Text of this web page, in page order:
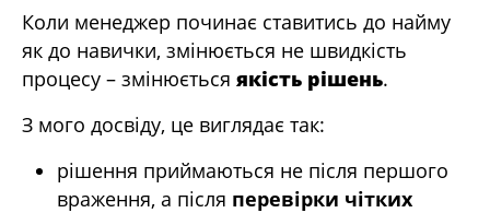
Коли менеджер починає ставитись до найму
як до навички, змінюється не швидкість
процесу – змінюється якість рішень.
З мого досвіду, це виглядає так:
рішення приймаються не після першого
враження, а після перевірки чітких